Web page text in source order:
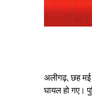
अलीगढ़, छह मई
घायल हो गए।